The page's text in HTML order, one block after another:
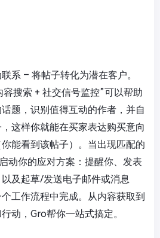
系 – 将帖子转化为潜在客户。
容搜索 + 社交信号监控”可以帮助
题，识别值得互动的作者，并自
这样你就能在买家表达购买意向
能看到该帖子）。当出现匹配的
动你的应对方案：提醒你、发表
及起草/发送电子邮件或消息
工作流程中完成。从内容获取到
动，Gro帮你一站式搞定。